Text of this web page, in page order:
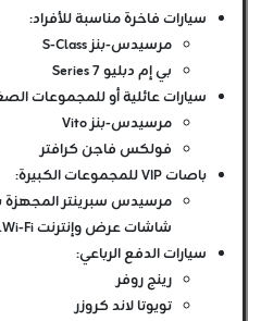
سيارات فاخرة مناسبة للأفراد:
مرسيدس-بنز S-Class
بي إم دبليو 7 Series
سيارات عائلية أو للمجموعات
مرسيدس-بنز Vito
فولكس فاجن كرافتر
باصات VIP للمجموعات الكبيرة:
مرسيدس سبرينتر المجهزة
شاشات عرض وإنترنت Wi-Fi.
سيارات الدفع الرباعي:
رينج روفر
تويوتا لاند كروزر